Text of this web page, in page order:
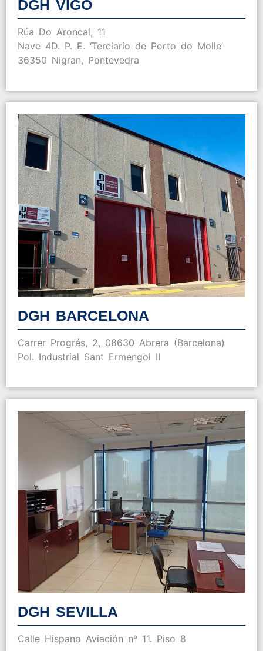
DGH VIGO
Rúa Do Aroncal, 11
Nave 4D. P. E. ‘Terciario de Porto do Molle’
36350 Nigran, Pontevedra
DGH BARCELONA
Carrer Progrés, 2, 08630 Abrera (Barcelona)
Pol. Industrial Sant Ermengol II
DGH SEVILLA
Calle Hispano Aviación nº 11. Piso 8